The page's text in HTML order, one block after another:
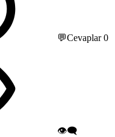
💬Cevaplar0
👁️‍🗨️